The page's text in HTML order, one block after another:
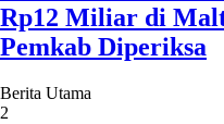
Rp12 Miliar di
Pemkab Diperiksa
Berita Utama
2